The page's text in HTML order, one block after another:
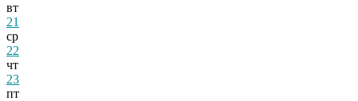
вт
21
ср
22
чт
23
пт